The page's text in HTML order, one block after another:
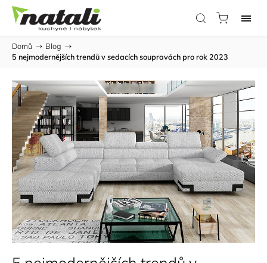
Domů / Blog /
5 nejmodernějších trendů v sedacích soupravách pro rok 2023